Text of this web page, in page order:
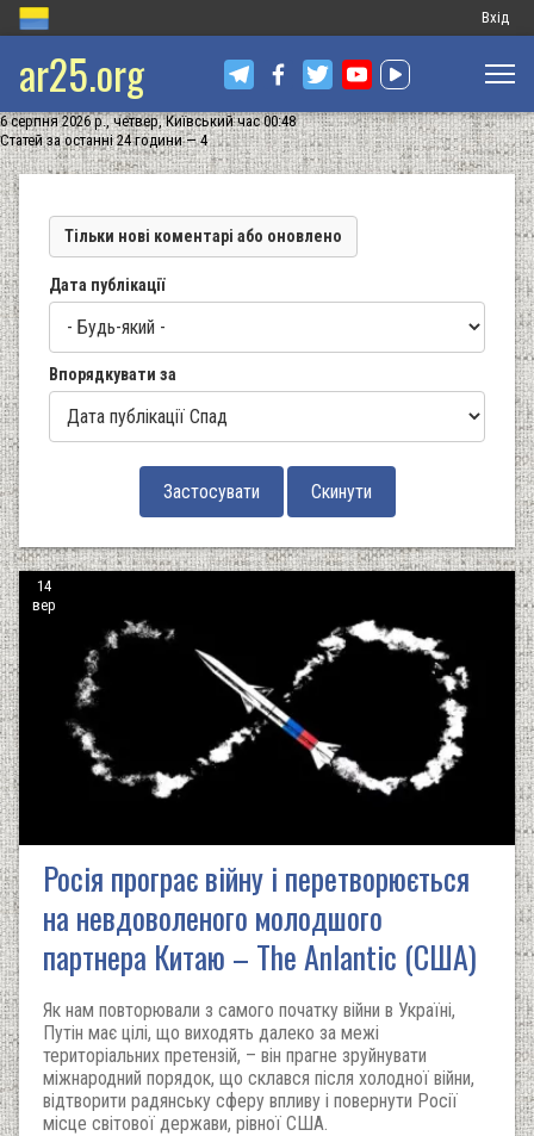
Меню
запису
Вхід
ar25.org
6 серпня 2026 р., четвер, Київський час 00:48
Статей за останні 24 години — 4
Тільки нові коментарі або оновлено
Дата публікації
Впорядкувати за
14
вер
Росія програє війну і перетворюється
на невдоволеного молодшого
партнера Китаю – The Anlantic (США)
Як нам повторювали з самого початку війни в Україні,
Путін має цілі, що виходять далеко за межі
територіальних претензій, – він прагне зруйнувати
міжнародний порядок, що склався після холодної війни,
відтворити радянську сферу впливу і повернути Росії
місце світової держави, рівної США.